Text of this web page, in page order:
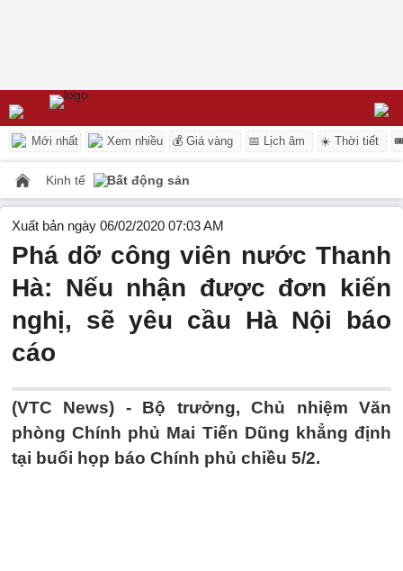
Mới nhất Xem nhiều 💰 Giá vàng 📅 Lịch âm ☀️ Thời tiết
Kinh tế Bất động sản
Xuất bản ngày 06/02/2020 07:03 AM
Phá dỡ công viên nước Thanh
Hà: Nếu nhận được đơn kiến
nghị, sẽ yêu cầu Hà Nội báo
cáo
(VTC News) - Bộ trưởng, Chủ nhiệm Văn
phòng Chính phủ Mai Tiến Dũng khẳng định
tại buổi họp báo Chính phủ chiều 5/2.